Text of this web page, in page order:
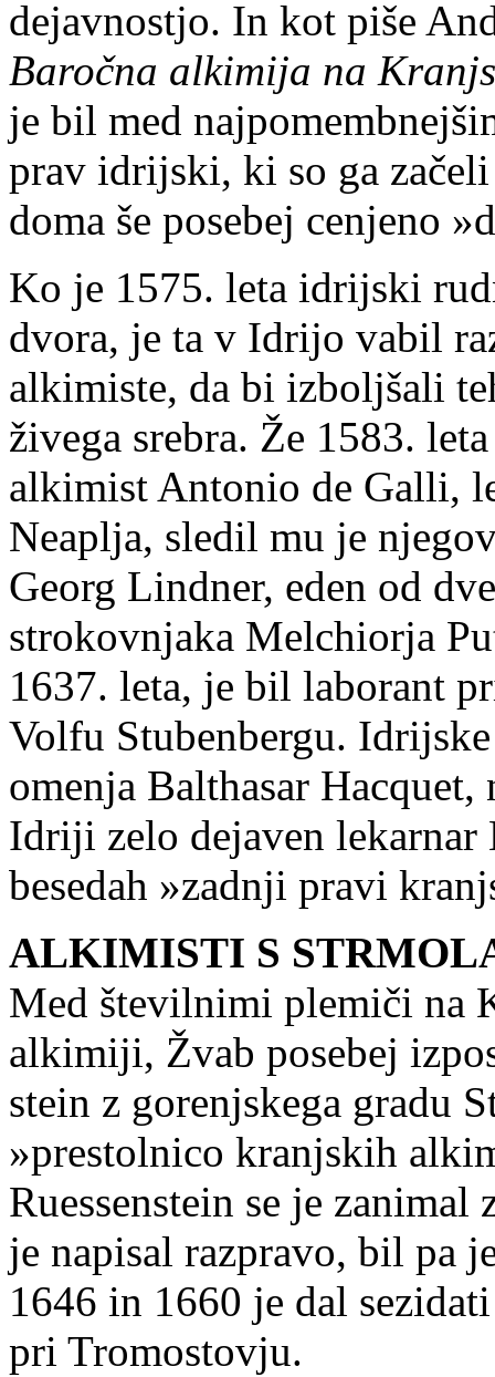
dejavnostjo. In kot piše
Baročna alkimija na
je bil med
prav idrijski, ki so ga
doma še posebej cenjeno
Ko je 1575. leta idrijski
dvora, je ta v Idrijo vabil
alkimiste, da bi izboljšali
živega srebra. Že 1583.
alkimist Antonio de Galli,
Neaplja, sledil mu je
Georg Lindner, eden od
strokovnjaka Melchiorja
1637. leta, je bil laborant
Volfu Stubenbergu.
omenja Balthasar
Idriji zelo dejaven lekarnar
besedah »zadnji pravi
ALKIMISTI S
Med številnimi plemiči na
alkimiji, Žvab posebej
stein z gorenjskega gradu
»prestolnico kranjskih
Ruessenstein se je
je napisal razpravo, bil pa
1646 in 1660 je dal
pri Tromostovju.